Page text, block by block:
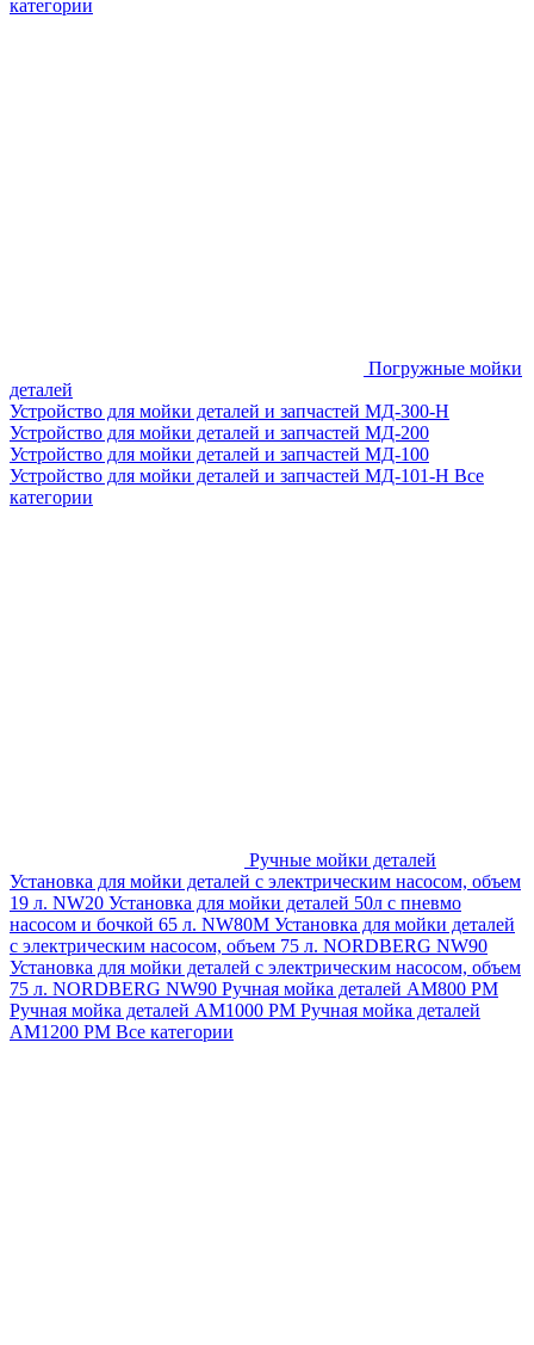
категории
Погружные мойки
деталей
Устройство для мойки деталей и запчастей МД-300-H
Устройство для мойки деталей и запчастей МД-200
Устройство для мойки деталей и запчастей МД-100
Устройство для мойки деталей и запчастей МД-101-Н Все
категории
Ручные мойки деталей
Установка для мойки деталей с электрическим насосом, объем
19 л. NW20 Установка для мойки деталей 50л с пневмо
насосом и бочкой 65 л. NW80M Установка для мойки деталей
с электрическим насосом, объем 75 л. NORDBERG NW90
Установка для мойки деталей с электрическим насосом, объем
75 л. NORDBERG NW90 Ручная мойка деталей АМ800 РМ
Ручная мойка деталей АМ1000 РМ Ручная мойка деталей
АМ1200 РМ Все категории